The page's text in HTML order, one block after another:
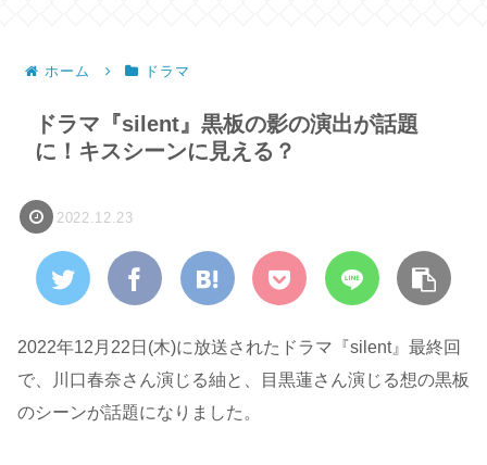
ホーム ドラマ
ドラマ『silent』黒板の影の演出が話題
に！キスシーンに見える？
2022.12.23
2022年12月22日(木)に放送されたドラマ『silent』最終回
で、川口春奈さん演じる紬と、目黒蓮さん演じる想の黒板
のシーンが話題になりました。